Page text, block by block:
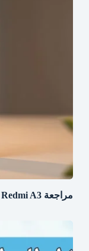
مراجعة Redmi A3 : أفضل هاتف إقتصادي لسنة 2024